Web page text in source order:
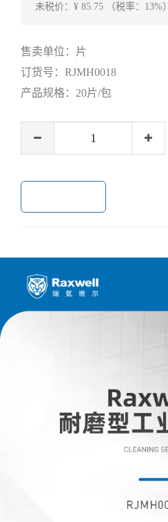
未税价：¥ 85.75 （税率：13%）
售卖单位：
片
订货号： RJMH0018
产品规格： 20片/包